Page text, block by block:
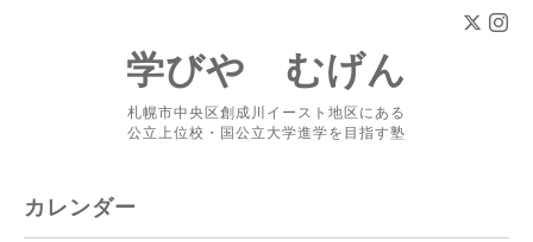
学びや むげん
札幌市中央区創成川イースト地区にある
公立上位校・国公立大学進学を目指す塾
カレンダー